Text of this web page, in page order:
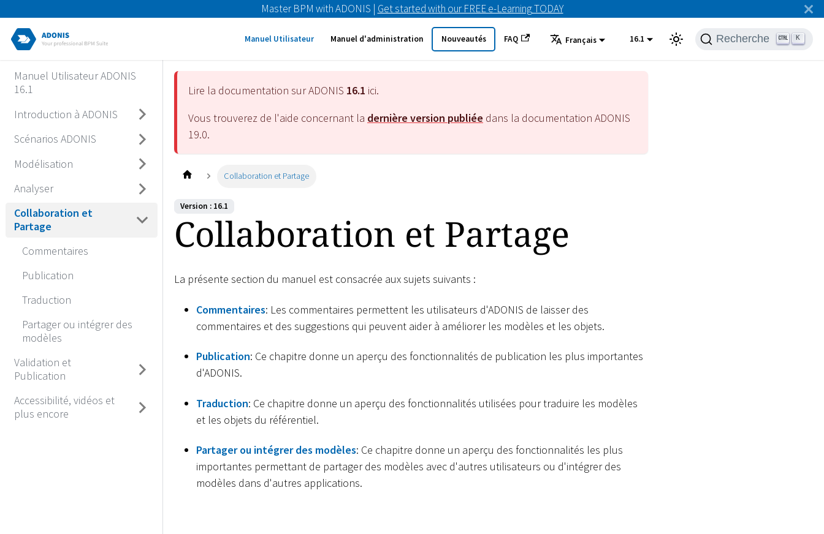
Master BPM with ADONIS | Get started with our FREE e-Learning TODAY
Manuel Utilisateur Manuel d'administration Nouveautés FAQ Français 16.1 Recherche K
Manuel Utilisateur ADONIS
16.1
Introduction à ADONIS
Scénarios ADONIS
Modélisation
Analyser
Collaboration et
Partage
Commentaires
Publication
Traduction
Partager ou intégrer des
modèles
Validation et
Publication
Accessibilité, vidéos et
plus encore
Lire la documentation sur ADONIS 16.1 ici.
Vous trouverez de l'aide concernant la dernière version publiée dans la documentation ADONIS
19.0.
Collaboration et Partage
Version : 16.1
Collaboration et Partage
La présente section du manuel est consacrée aux sujets suivants :
Commentaires: Les commentaires permettent les utilisateurs d'ADONIS de laisser des
commentaires et des suggestions qui peuvent aider à améliorer les modèles et les objets.
Publication: Ce chapitre donne un aperçu des fonctionnalités de publication les plus importantes
d'ADONIS.
Traduction: Ce chapitre donne un aperçu des fonctionnalités utilisées pour traduire les modèles
et les objets du référentiel.
Partager ou intégrer des modèles: Ce chapitre donne un aperçu des fonctionnalités les plus
importantes permettant de partager des modèles avec d'autres utilisateurs ou d'intégrer des
modèles dans d'autres applications.